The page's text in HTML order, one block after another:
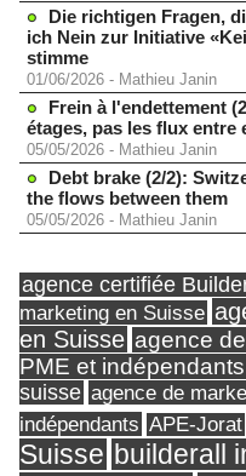
Die richtigen Fragen,
ich Nein zur Initiative
stimme
01/06/2026 - Mathieu Janin
Frein à l'endettement
étages, pas les flux entre
05/05/2026 - Mathieu Janin
Debt brake (2/2):
the flows between them
05/05/2026 - Mathieu Janin
agence certifiée
marketing en Suisse
en Suisse agence
PME et indépendants
suisse agence de
indépendants APE-Jorat
Suisse builderall